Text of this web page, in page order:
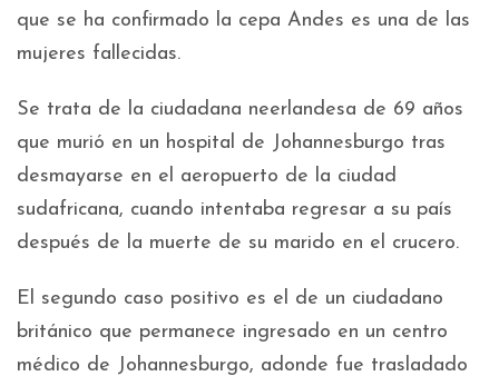
que se ha confirmado la cepa Andes es una de las
mujeres fallecidas.
Se trata de la ciudadana neerlandesa de 69 años
que murió en un hospital de Johannesburgo tras
desmayarse en el aeropuerto de la ciudad
sudafricana, cuando intentaba regresar a su país
después de la muerte de su marido en el crucero.
El segundo caso positivo es el de un ciudadano
británico que permanece ingresado en un centro
médico de Johannesburgo, adonde fue trasladado